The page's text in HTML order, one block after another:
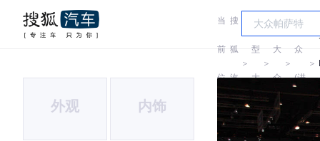
当
前
位
置:
搜
狐
汽
车
＞
车
型
大
＞
大
众
＞
大
众
(进
＞
外观 内饰